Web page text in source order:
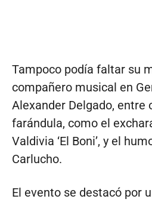
Tampoco podía faltar su
compañero musical en
Alexander Delgado, entre
farándula, como el
Valdivia ‘El Boni’, y el
Carlucho.
El evento se destacó por